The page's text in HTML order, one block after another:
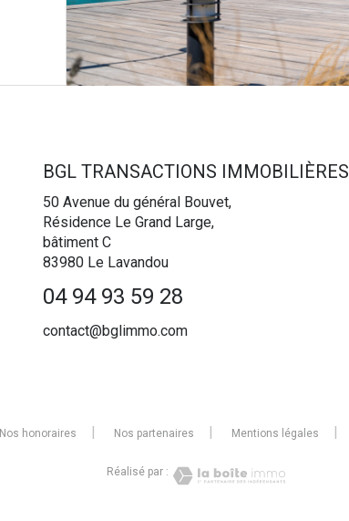
BGL TRANSACTIONS IMMOBILIÈRES
50 Avenue du général Bouvet,
Résidence Le Grand Large,
bâtiment C
83980 Le Lavandou
04 94 93 59 28
contact@bglimmo.com
Nos honoraires Nos partenaires Mentions légales
Réalisé par :